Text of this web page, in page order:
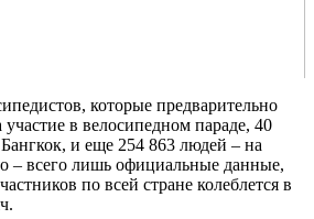
которые предварительно
участие в велосипедном параде, 40
и еще 254 863 людей – на
– всего лишь официальные данные,
по всей стране колеблется в